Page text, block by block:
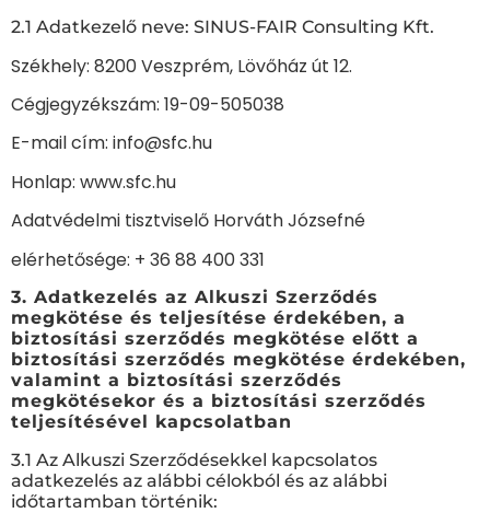
2.1 Adatkezelő neve: SINUS-FAIR Consulting Kft.
Székhely: 8200 Veszprém, Lövőház út 12.
Cégjegyzékszám: 19-09-505038
E-mail cím: info@sfc.hu
Honlap: www.sfc.hu
Adatvédelmi tisztviselő Horváth Józsefné
elérhetősége: + 36 88 400 331
3. Adatkezelés az Alkuszi Szerződés
megkötése és teljesítése érdekében, a
biztosítási szerződés megkötése előtt a
biztosítási szerződés megkötése érdekében,
valamint a biztosítási szerződés
megkötésekor és a biztosítási szerződés
teljesítésével kapcsolatban
3.1 Az Alkuszi Szerződésekkel kapcsolatos
adatkezelés az alábbi célokból és az alábbi
időtartamban történik: